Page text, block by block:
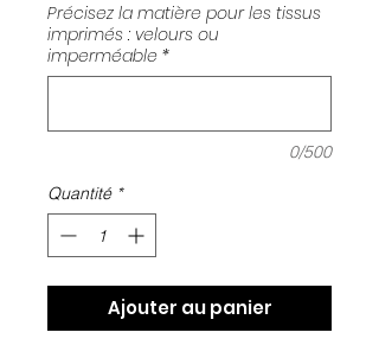
Précisez la matière pour les tissus
imprimés : velours ou
imperméable *
0/500
Quantité *
Ajouter au panier